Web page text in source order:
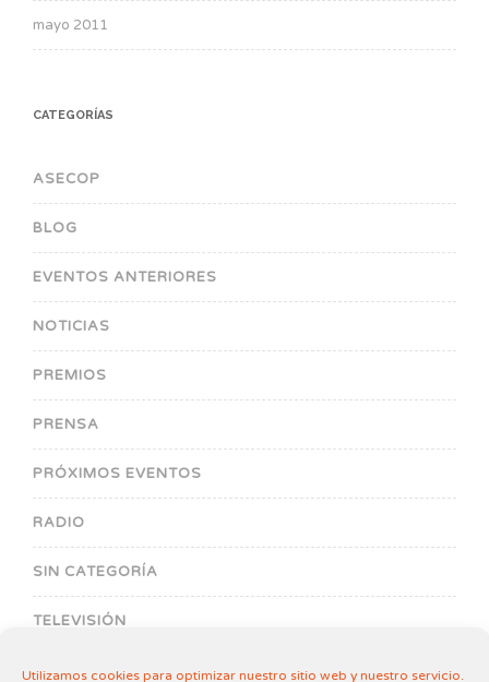
Utilizamos cookies para optimizar nuestro sitio web y nuestro servicio.
mayo 2011
CATEGORÍAS
ASECOP
BLOG
EVENTOS ANTERIORES
NOTICIAS
PREMIOS
PRENSA
PRÓXIMOS EVENTOS
RADIO
SIN CATEGORÍA
TELEVISIÓN